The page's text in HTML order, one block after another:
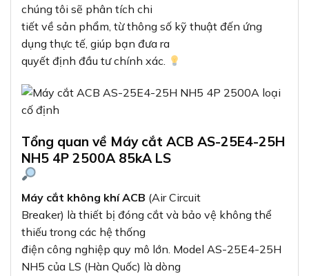
chúng tôi sẽ phân tích chi
tiết về sản phẩm, từ thông số kỹ thuật đến ứng
dụng thực tế, giúp bạn đưa ra
quyết định đầu tư chính xác.
Tổng quan về Máy cắt ACB AS-25E4-25H
NH5 4P 2500A 85kA LS
Máy cắt không khí ACB (Air Circuit
Breaker) là thiết bị đóng cắt và bảo vệ không thể
thiếu trong các hệ thống
điện công nghiệp quy mô lớn. Model AS-25E4-25H
NH5 của LS (Hàn Quốc) là dòng